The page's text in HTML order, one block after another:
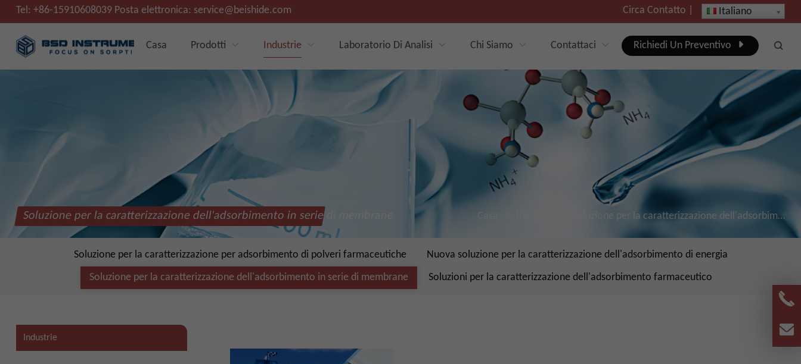
Tel: +86-15910608039Posta elettronica: service@beishide.com Circa Contatto Italiano
Casa Prodotti Industrie Laboratorio Di Analisi Chi Siamo Contattaci Richiedi Un Preventivo
Soluzione per la caratterizzazione dell'adsorbimento in serie di membrane Soluzione per la caratterizzazione dell'adsorbimento in serie di membrane
Soluzione per la caratterizzazione per adsorbimento di polveri farmaceutiche
Nuova soluzione per la caratterizzazione dell'adsorbimento di energia
Soluzione per la caratterizzazione dell'adsorbimento in serie di membrane
Soluzioni per la caratterizzazione dell'adsorbimento farmaceutico
Industrie